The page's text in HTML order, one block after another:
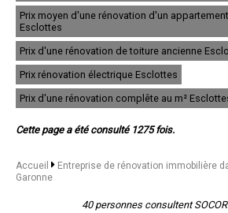
- Entreprise de rénovation
- Entreprise de rénovation immobilière à
- Entreprise de rénovation immobilière
- Entreprise de rénovation immobilière à
- Entreprise de rénovation immobilière à
- Entreprise de rénovation immobilière à
- Entreprise de rénovation immobilière
- Entreprise de rénovation immobilière à
- Entreprise de rénovation immobilière à
- Entreprise de rénovation immobilière à
- Entreprise de rénovation immobilière à
- Entreprise de rénovation immobilière à
Prix moyen d'une rénovation d'un
Esclottes
Prix d'une rénovation de toiture ancienne
Prix rénovation électrique Esclottes
Prix d'une rénovation complête au m²
Cette page a été consulté 1275 fois.
Accueil
Entreprise de rénovation immobilière
Garonne
40 personnes consultent